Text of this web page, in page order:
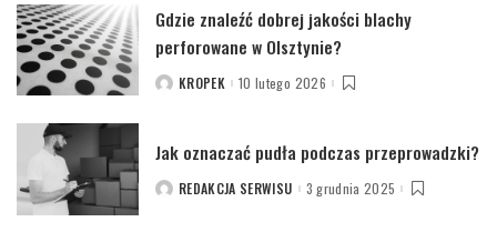
Gdzie znaleźć dobrej jakości blachy
perforowane w Olsztynie?
POSTEDKROPEK 10 lutego 2026
Jak oznaczać pudła podczas przeprowadzki?
POSTEDREDAKCJA SERWISU 3 grudnia 2025